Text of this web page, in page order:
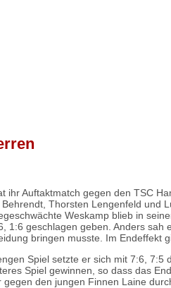
ihr Auftaktmatch gegen den TSC
Thorsten Lengenfeld
Weskamp blieb in
geschlagen geben. Anders
bringen musste. Im Endeffekt
Spiel setzte er sich mit 7:6,
Spiel gewinnen, so dass das
den jungen Finnen Laine